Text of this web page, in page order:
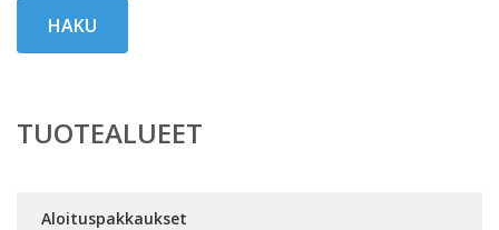
HAKU
TUOTEALUEET
Aloituspakkaukset